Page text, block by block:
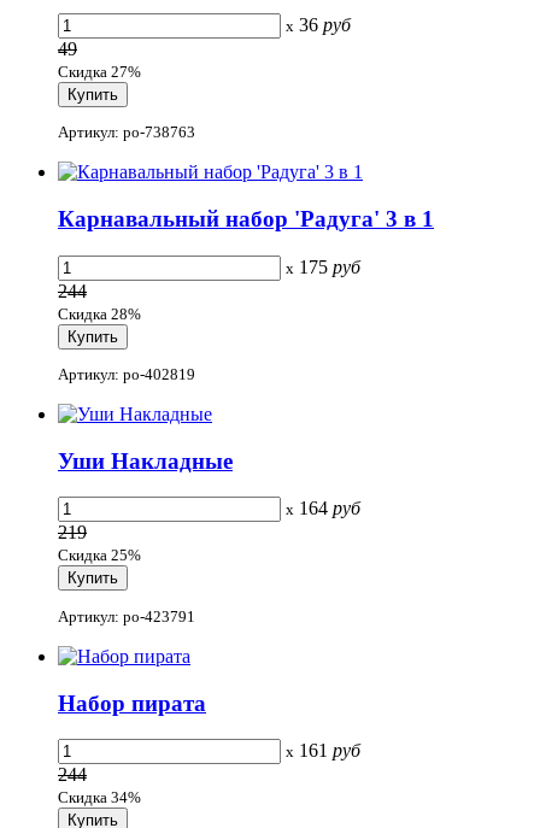
x 36 руб
49
Скидка 27%
Артикул: po-738763
Карнавальный набор 'Радуга' 3 в 1
x 175 руб
244
Скидка 28%
Артикул: po-402819
Уши Накладные
x 164 руб
219
Скидка 25%
Артикул: po-423791
Набор пирата
x 161 руб
244
Скидка 34%